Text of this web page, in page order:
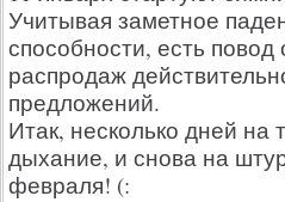
Учитывая заметное
способности, есть повод
распродаж
предложений.
Итак, несколько дней на
дыхание, и снова на
февраля! (: